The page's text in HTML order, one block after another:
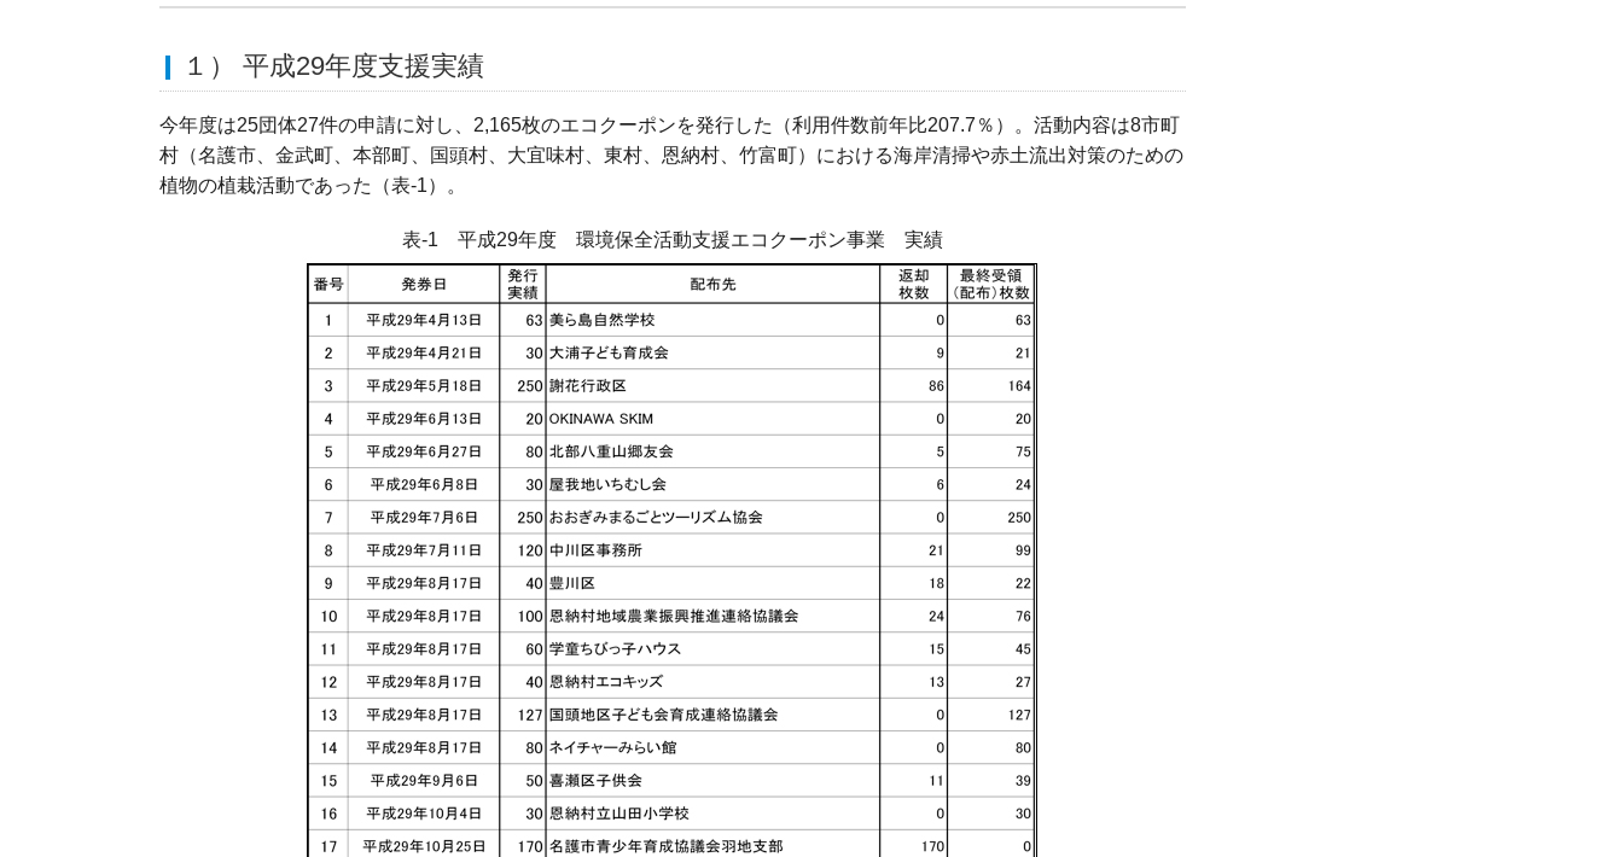
１） 平成29年度支援実績
今年度は25団体27件の申請に対し、2,165枚のエコクーポンを発行した（利用件数前年比207.7％）。活動内容は8市町
村（名護市、金武町、本部町、国頭村、大宜味村、東村、恩納村、竹富町）における海岸清掃や赤土流出対策のための
植物の植栽活動であった（表-1）。
表-1 平成29年度 環境保全活動支援エコクーポン事業 実績